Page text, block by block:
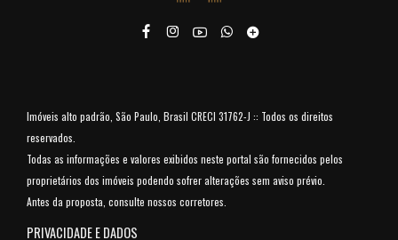
Imóveis alto padrão, São Paulo, Brasil CRECI 31762-J :: Todos os direitos
reservados.
Todas as informações e valores exibidos neste portal são fornecidos pelos
proprietários dos imóveis podendo sofrer alterações sem aviso prévio.
Antes da proposta, consulte nossos corretores.
PRIVACIDADE E DADOS